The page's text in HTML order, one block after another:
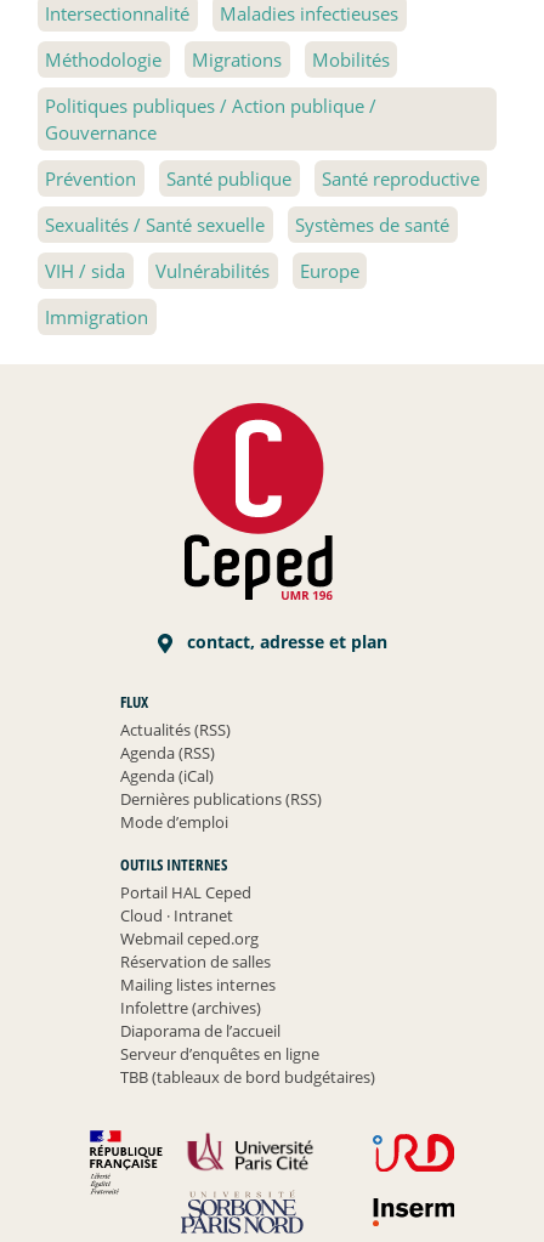
Intersectionnalité
Maladies infectieuses
Méthodologie
Migrations
Mobilités
Politiques publiques / Action publique /
Gouvernance
Prévention
Santé publique
Santé reproductive
Sexualités / Santé sexuelle
Systèmes de santé
VIH / sida
Vulnérabilités
Europe
Immigration
contact, adresse et plan
FLUX
Actualités (RSS)
Agenda (RSS)
Agenda (iCal)
Dernières publications (RSS)
Mode d’emploi
OUTILS INTERNES
Portail HAL Ceped
Cloud ·Intranet
Webmail ceped.org
Réservation de salles
Mailing listes internes
Infolettre (archives)
Diaporama de l’accueil
Serveur d’enquêtes en ligne
TBB (tableaux de bord budgétaires)